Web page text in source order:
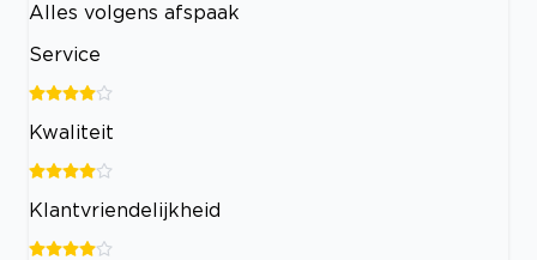
Alles volgens afspaak
Service
Kwaliteit
Klantvriendelijkheid